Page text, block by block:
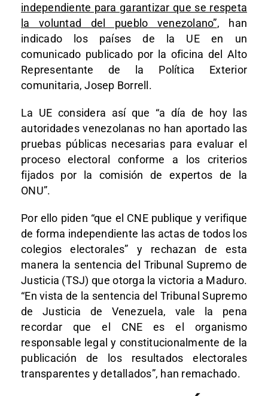
independiente para garantizar que se respeta
la voluntad del pueblo venezolano”, han
indicado los países de la UE en un
comunicado publicado por la oficina del Alto
Representante de la Política Exterior
comunitaria, Josep Borrell.
La UE considera así que “a día de hoy las
autoridades venezolanas no han aportado las
pruebas públicas necesarias para evaluar el
proceso electoral conforme a los criterios
fijados por la comisión de expertos de la
ONU”.
Por ello piden “que el CNE publique y verifique
de forma independiente las actas de todos los
colegios electorales” y rechazan de esta
manera la sentencia del Tribunal Supremo de
Justicia (TSJ) que otorga la victoria a Maduro.
“En vista de la sentencia del Tribunal Supremo
de Justicia de Venezuela, vale la pena
recordar que el CNE es el organismo
responsable legal y constitucionalmente de la
publicación de los resultados electorales
transparentes y detallados”, han remachado.